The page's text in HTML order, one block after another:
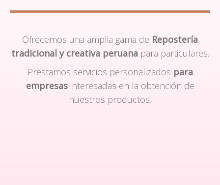
Ofrecemos una amplia gama de Repostería
tradicional y creativa peruanapara particulares.
Prestamos servicios personalizados para
empresasinteresadas en la obtención de
nuestros productos.